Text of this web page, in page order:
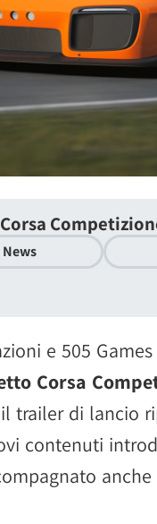
News
e 505
Corsa
trailer di lancio
contenuti